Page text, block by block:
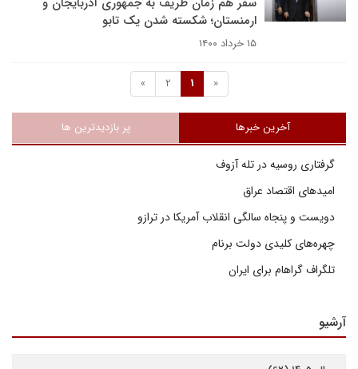
ارمنستان؛ شکسته شدن یک تابو
۱۵ خرداد ۱۴۰۰
«
1
2
»
آخرین خبرها پر بازدیدترین ها
گرفتاری روسیه در تله آزوف
امیدهای اقتصاد عراق
دویست و پنجاه سالگی انقلاب آمریکا در ترازو
چهره‌های کلیدی دولت برنام
تلگراف گراهام برای ایران
آرشیو